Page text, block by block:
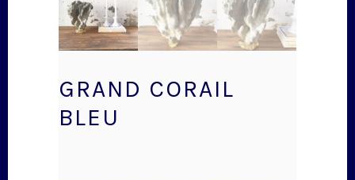
GRAND CORAIL
BLEU